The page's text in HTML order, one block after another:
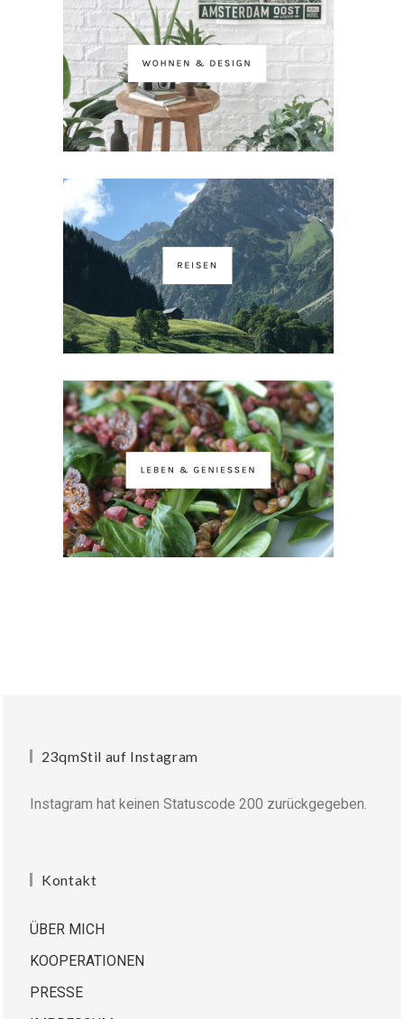
23qmStil auf Instagram
Instagram hat keinen Statuscode 200 zurückgegeben.
Kontakt
ÜBER MICH
KOOPERATIONEN
PRESSE